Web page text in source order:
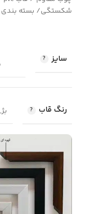
شکستگی/ بسته بندی
سایز
رنگ قاب